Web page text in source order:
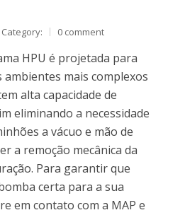
Category: 0 comment
HPU é projetada para
mais complexos
alta capacidade de
eliminando a necessidade
a vácuo e mão de
a remoção mecânica da
Para garantir que
certa para a sua
em contato com a MAP e